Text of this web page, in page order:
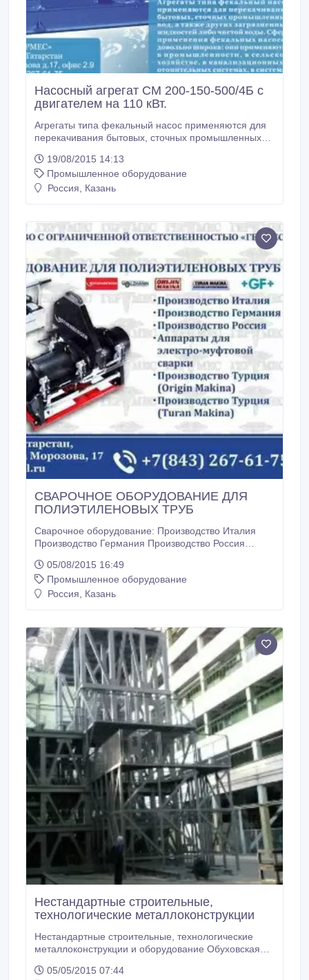
Насосный агрегат СМ 200-150-500/4Б с
двигателем на 110 кВт.
Агрегаты типа фекальный насос применяются для
перекачивания бытовых, сточных промышленных
чистой воды. Сфера применения фекальных
насосов довольно широка: они применяются в
промышленности, в сельском хозяйстве, в
19/08/2015 14:13
Промышленное оборудование
Россия, Казань
СВАРОЧНОЕ ОБОРУДОВАНИЕ ДЛЯ
ПОЛИЭТИЛЕНОВЫХ ТРУБ
Сварочное оборудование: Производство Италия
Производство Германия Производство Россия
Производство Турция (Origin Makina) Производство
Турция (Turan Makina).
05/08/2015 16:49
Промышленное оборудование
Россия, Казань
Нестандартные строительные,
технологические металлоконструкции
Нестандартные строительные, технологические
металлоконструкции и оборудование Обуховская
изготавливает нестандартные строительные,
05/05/2015 07:44